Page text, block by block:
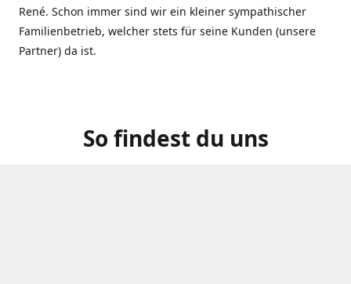
René. Schon immer sind wir ein kleiner sympathischer
Familienbetrieb, welcher stets für seine Kunden (unsere
Partner) da ist.
So findest du uns